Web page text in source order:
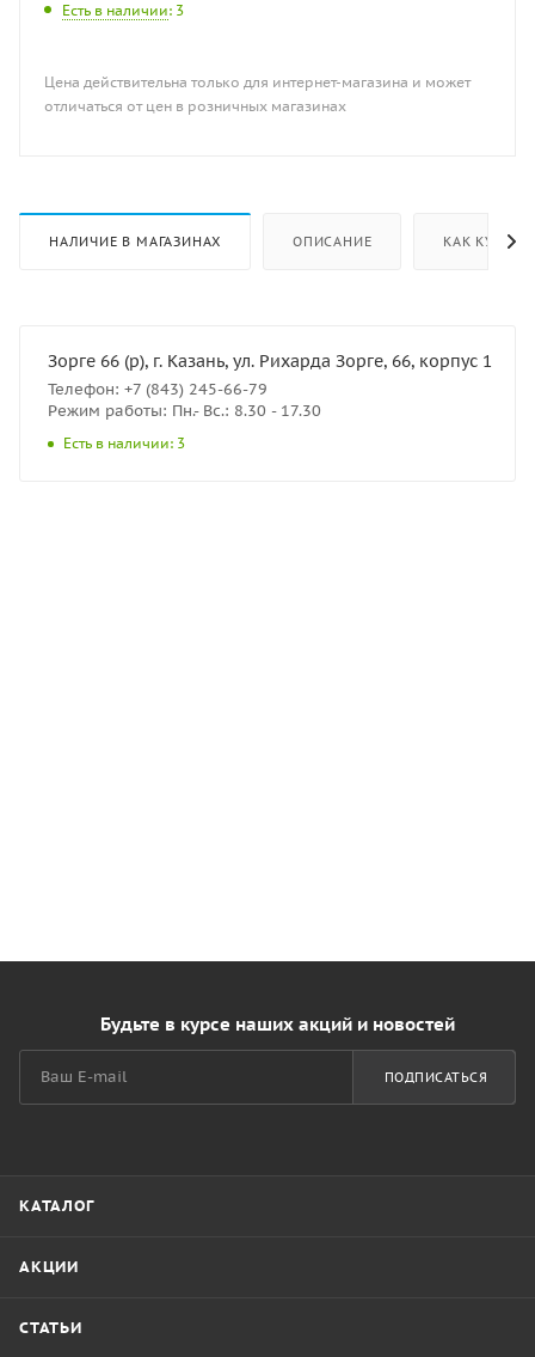
Есть в наличии: 3
Цена действительна только для интернет-магазина и может
отличаться от цен в розничных магазинах
НАЛИЧИЕ В МАГАЗИНАХ ОПИСАНИЕ КАК КУПИТЬ
Зорге 66 (р), г. Казань, ул. Рихарда Зорге, 66, корпус 1
Телефон: +7 (843) 245-66-79
Режим работы: Пн.- Вс.: 8.30 - 17.30
Есть в наличии: 3
Будьте в курсе наших акций и новостей
ПОДПИСАТЬСЯ
КАТАЛОГ
АКЦИИ
СТАТЬИ